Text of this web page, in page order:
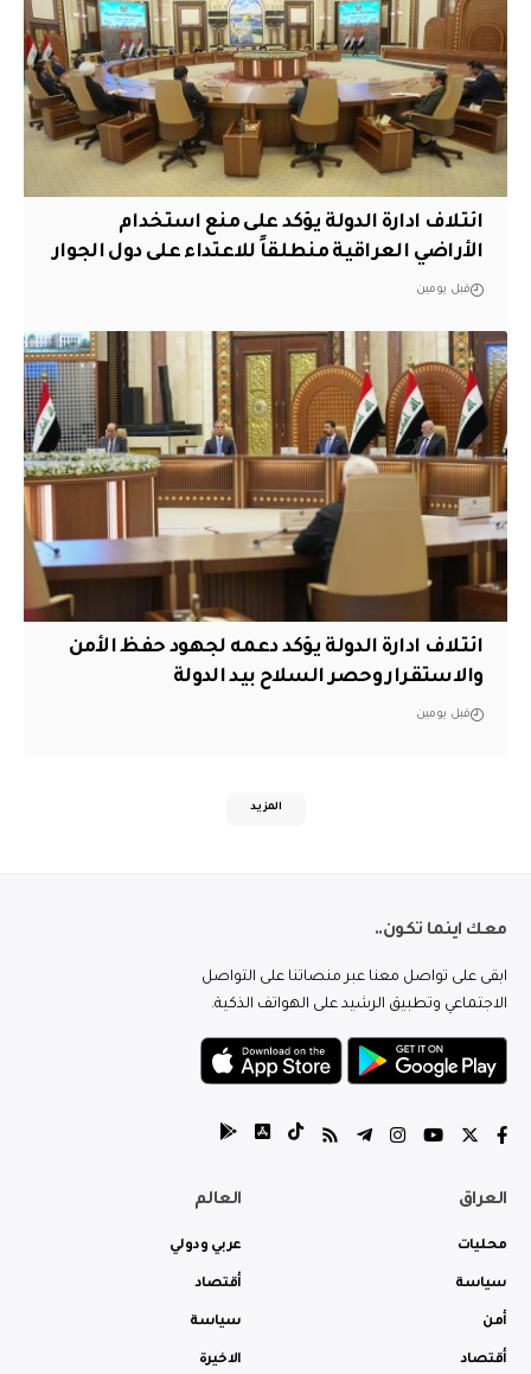
ائتلاف ادارة الدولة يؤكد على منع استخدام
الأراضي العراقية منطلقاً للاعتداء على دول الجوار
قبل يومين
ائتلاف ادارة الدولة يؤكد دعمه لجهود حفظ الأمن
والاستقرار وحصر السلاح بيد الدولة
قبل يومين
المزيد
معك اينما تكون..
ابقى على تواصل معنا عبر منصاتنا على التواصل
الاجتماعي وتطبيق الرشيد على الهواتف الذكية.
العراق
محليات
سياسة
أمن
أقتصاد
العالم
عربي ودولي
أقتصاد
سياسة
الاخيرة